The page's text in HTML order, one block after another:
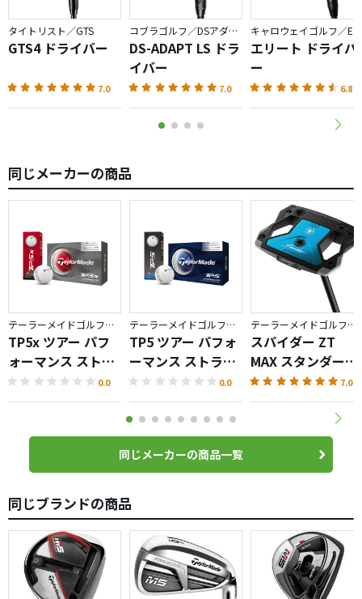
ディバックの中央に君臨しています。
難しそうですがもM3よりも許容範囲が増えたのでは？冨田
思わせるM5です。
タイトリスト／GTS
GTS4 ドライバー
7.0
コブラゴルフ／DSアダプト
DS-ADAPT LS ドラ
イバー
7.0
エリート ドライバ
ー
6.8
同じメーカーの商品
テーラーメイドゴルフ／TP5
TP5x ツアー パフ
ォーマンス ストラ
イプ ボール
0.0
テーラーメイドゴルフ／TP5
TP5 ツアー パフォ
ーマンス ストライ
プ ボール
0.0
テーラーメイドゴルフ／Spider ZT
スパイダー ZT
MAX スタンダード
パター
7.0
同じメーカーの商品一覧
同じブランドの商品